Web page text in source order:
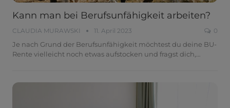
Kann man bei Berufsunfähigkeit arbeiten?
CLAUDIA MURAWSKI 11. April 2023 0
Je nach Grund der Berufsunfähigkeit möchtest du deine BU-
Rente vielleicht noch etwas aufstocken und fragst dich,